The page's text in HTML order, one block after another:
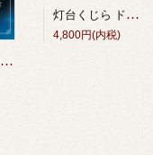
灯台くじら ドライTシャツ（紺） <独立20周年記念グッズ＞
4,800円(内税)